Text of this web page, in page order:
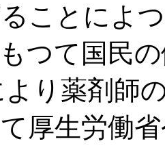
ことによ
つて国民
り薬剤師
厚生労働